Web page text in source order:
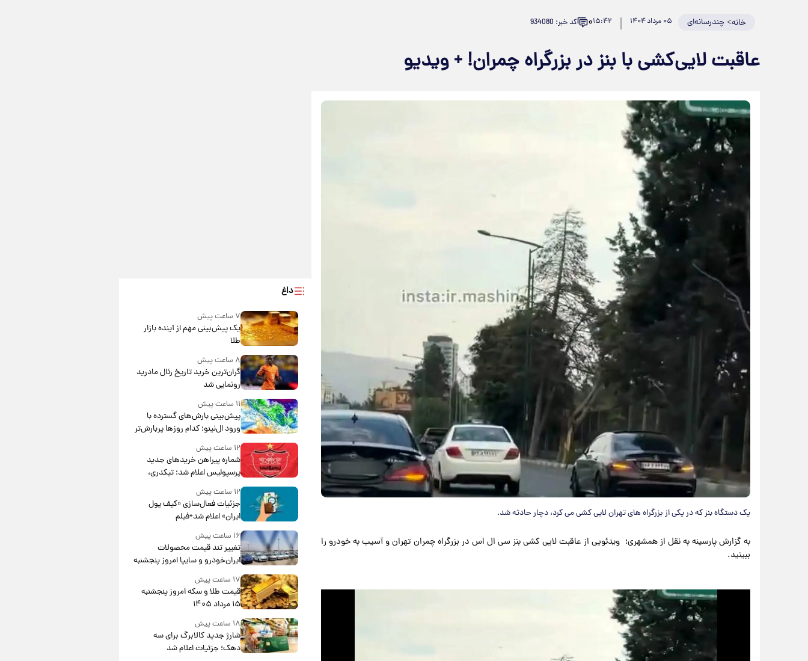
خانه> چندرسانه‌ای ۰۵ مرداد ۱۴۰۴ ۱۵:۴۲۰ کد خبر: 934080
عاقبت لایی‌کشی با بنز در بزرگراه چمران! + ویدیو
یک دستگاه بنز که در یکی از بزرگراه های تهران لایی کشی می کرد، دچار حادثه شد.
به گزارش پارسینه به نقل از همشهری؛ ویدئویی از عاقبت لایی کشی بنز سی ال اس در بزرگراه چمران تهران و آسیب به خودرو را
ببینید.
داغ
۷ ساعت پیش
یک پیش‌بینی مهم از آینده بازار
طلا
۸ ساعت پیش
گران‌ترین خرید تاریخ رئال مادرید
رونمایی شد
۱۱ ساعت پیش
پیش‌بینی بارش‌های گسترده با
ورود ال‌نینو؛ کدام روزها پربارش‌تر
خواهند بود؟
۱۲ ساعت پیش
شماره پیراهن خریدهای جدید
پرسپولیس اعلام شد؛ تیکدری،
محبی و سرگیف با اعداد ویژه
۱۲ ساعت پیش
جزئیات فعال‌سازی «کیف پول
ایران» اعلام شد+فیلم
۱۶ ساعت پیش
تغییر تند قیمت محصولات
ایران‌خودرو و سایپا امروز پنجشنبه
۱۵ مرداد ۱۴۰۵ +جدول
۱۷ ساعت پیش
قیمت طلا و سکه امروز پنجشنبه
۱۵ مرداد ۱۴۰۵
۱۸ ساعت پیش
شارژ جدید کالابرگ برای سه
دهک؛ جزئیات اعلام شد